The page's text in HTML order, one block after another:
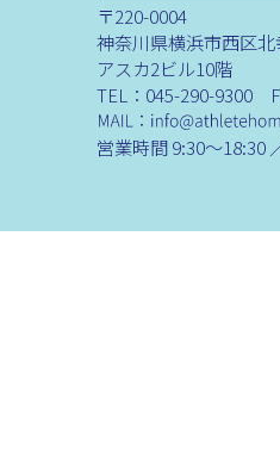
〒220-0004
神奈川県横浜市西区
アスカ2ビル10階
TEL：045-290-9300
営業時間 9:30～18:30